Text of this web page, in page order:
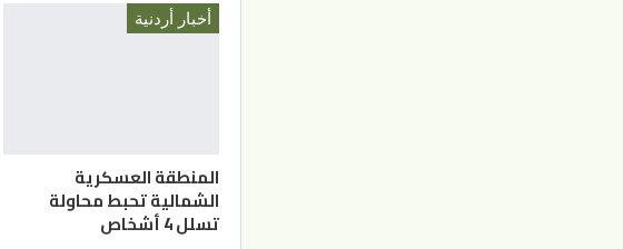
أخبار أردنية
المنطقة العسكرية
الشمالية تحبط محاولة
تسلل 4 أشخاص